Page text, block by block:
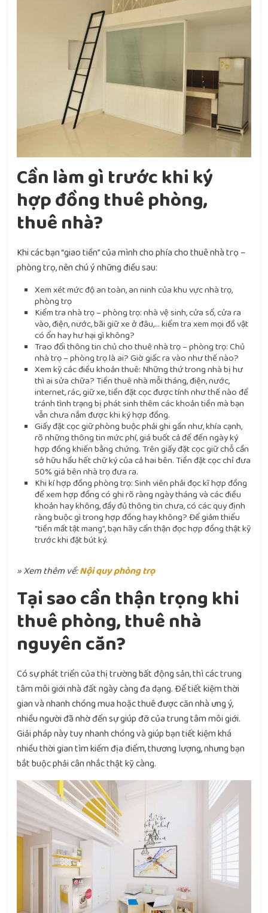
Cần làm gì trước khi ký
hợp đồng thuê phòng,
thuê nhà?
Khi các bạn “giao tiền” của mình cho phía cho thuê nhà trọ –
phòng trọ, nên chú ý những điều sau:
Xem xét mức độ an toàn, an ninh của khu vực nhà trọ,
phòng trọ
Kiểm tra nhà trọ – phòng trọ: nhà vệ sinh, cửa sổ, cửa ra
vào, điện, nước, bãi giữ xe ở đâu,… kiểm tra xem mọi đồ vật
có ổn hay hư hại gì không?
Trao đổi thông tin chủ cho thuê nhà trọ – phòng trọ: Chủ
nhà trọ – phòng trọ là ai? Giờ giấc ra vào như thế nào?
Xem kỹ các điều khoản thuê: Những thứ trong nhà bị hư
thì ai sửa chữa? Tiền thuê nhà mỗi tháng, điện, nước,
internet, rác, giữ xe, tiền đặt cọc được tính như thế nào để
tránh tình trạng bị phát sinh thêm các khoản tiền mà bạn
vẫn chưa nắm được khi ký hợp đồng.
Giấy đặt cọc giữ phòng buộc phải ghi gần như, khía cạnh,
rõ những thông tin mức phí, giá buốt cả để đến ngày ký
hợp đồng khiến bằng chứng. Trên giấy đặt cọc giữ chỗ cần
sở hữu hầu hết chữ ký của cả hai bên. Tiền đặt cọc chỉ đưa
50% giá bên nhà trọ đưa ra.
Khi kí hợp đồng phòng trọ: Sinh viên phải đọc kĩ hợp đồng
để xem hợp đồng có ghi rõ ràng ngày tháng và các điều
khoản hay không, đầy đủ thông tin chưa, có các quy định
ràng buộc gì trong hợp đồng hay không? Để giảm thiểu
“tiền mất tật mang”, bạn hãy cẩn thận đọc hợp đồng thật kỹ
trước khi đặt bút ký.
» Xem thêm về:Nội quy phòng trọ
Tại sao cần thận trọng khi
thuê phòng, thuê nhà
nguyên căn?
Có sự phát triển của thị trường bất động sản, thì các trung
tâm môi giới nhà đất ngày càng đa dạng. Để tiết kiệm thời
gian và nhanh chóng mua hoặc thuê được căn nhà ưng ý,
nhiều người đã nhờ đến sự giúp đỡ của trung tâm môi giới.
Giải pháp này tuy nhanh chóng và giúp bạn tiết kiệm khá
nhiều thời gian tìm kiếm địa điểm, thương lượng, nhưng bạn
bắt buộc phải cân nhắc thật kỹ càng.